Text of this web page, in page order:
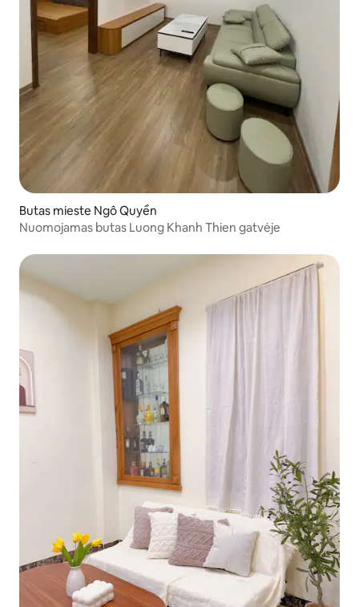
Butas mieste Ngô Quyền
Nuomojamas butas Luong Khanh Thien gatvėje